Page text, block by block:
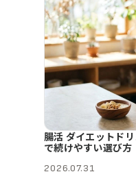
腸活 ダイエットド
で続けやすい選び方
2026.07.31